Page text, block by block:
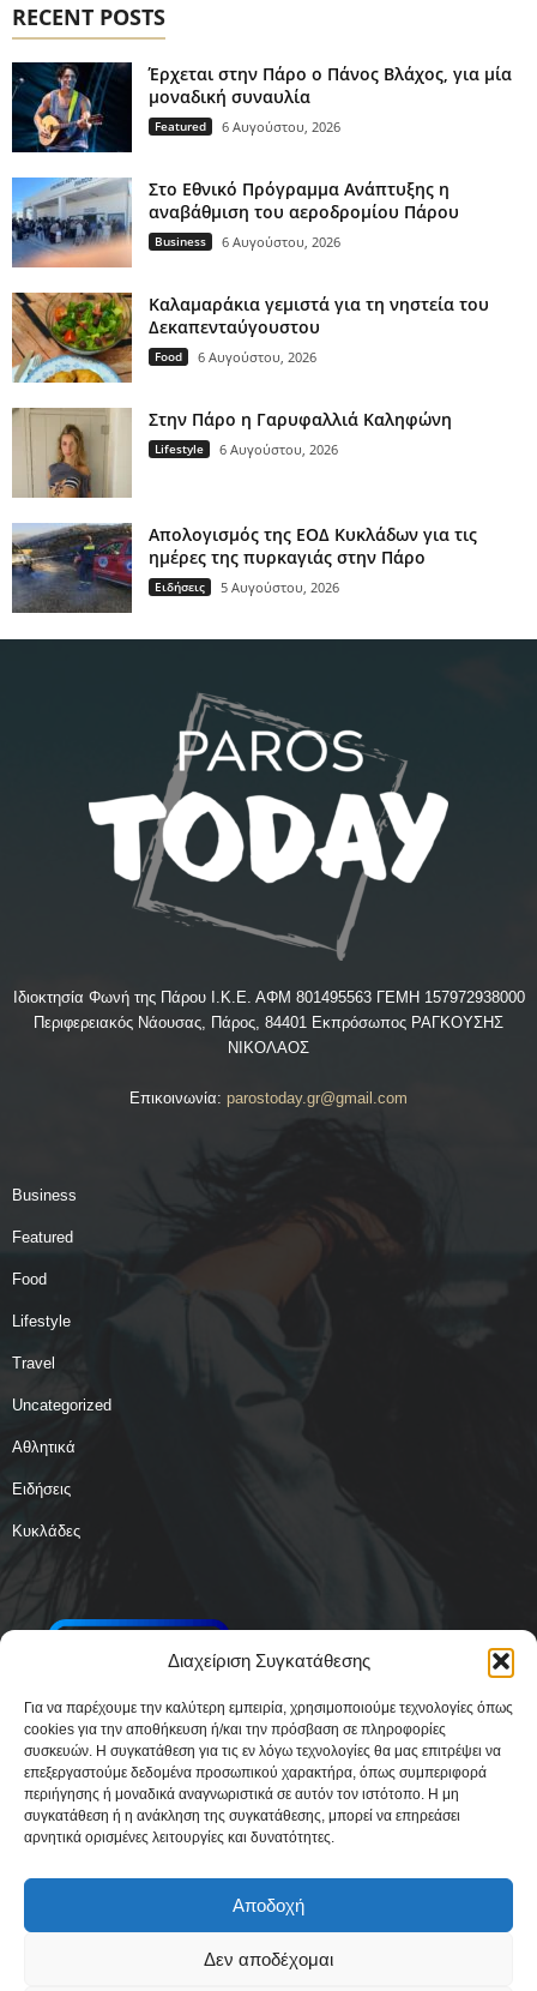
Διαχείριση Συγκατάθεσης
Για να παρέχουμε την καλύτερη εμπειρία, χρησιμοποιούμε τεχνολογίες όπως
cookies για την αποθήκευση ή/και την πρόσβαση σε πληροφορίες
συσκευών. Η συγκατάθεση για τις εν λόγω τεχνολογίες θα μας επιτρέψει να
επεξεργαστούμε δεδομένα προσωπικού χαρακτήρα, όπως συμπεριφορά
περιήγησης ή μοναδικά αναγνωριστικά σε αυτόν τον ιστότοπο. Η μη
συγκατάθεση ή η ανάκληση της συγκατάθεσης, μπορεί να επηρεάσει
αρνητικά ορισμένες λειτουργίες και δυνατότητες.
Αποδοχή
Δεν αποδέχομαι
RECENT POSTS
Έρχεται στην Πάρο ο Πάνος Βλάχος, για μία
μοναδική συναυλία
Featured 6 Αυγούστου, 2026
Στο Εθνικό Πρόγραμμα Ανάπτυξης η
αναβάθμιση του αεροδρομίου Πάρου
Business 6 Αυγούστου, 2026
Καλαμαράκια γεμιστά για τη νηστεία του
Δεκαπενταύγουστου
Food 6 Αυγούστου, 2026
Στην Πάρο η Γαρυφαλλιά Καληφώνη
Lifestyle 6 Αυγούστου, 2026
Απολογισμός της ΕΟΔ Κυκλάδων για τις
ημέρες της πυρκαγιάς στην Πάρο
Ειδήσεις 5 Αυγούστου, 2026
Ιδιοκτησία Φωνή της Πάρου Ι.Κ.Ε. ΑΦΜ 801495563 ΓΕΜΗ 157972938000
Περιφερειακός Νάουσας, Πάρος, 84401 Εκπρόσωπος ΡΑΓΚΟΥΣΗΣ
ΝΙΚΟΛΑΟΣ
Επικοινωνία: parostoday.gr@gmail.com
Business
Featured
Food
Lifestyle
Travel
Uncategorized
Αθλητικά
Ειδήσεις
Κυκλάδες